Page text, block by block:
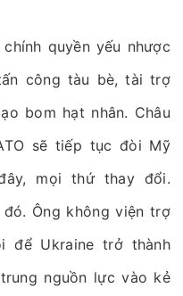
quyền yếu nhược
công tàu bè, tài trợ
bom hạt nhân. Châu
sẽ tiếp tục đòi Mỹ
mọi thứ thay đổi.
Ông không viện trợ
để Ukraine trở thành
nguồn lực vào kẻ